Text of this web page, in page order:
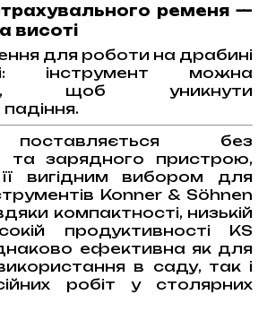
ременя —
висоті
для роботи на драбині
інструмент можна
щоб уникнути
поставляється без
та зарядного пристрою,
вигідним вибором для
Konner & Söhnen
компактності, низькій
продуктивності KS
ефективна як для
в саду, так і
робіт у столярних